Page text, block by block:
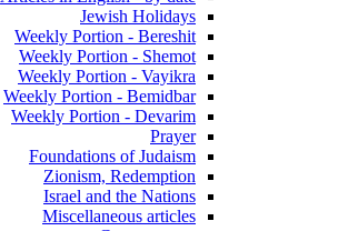
Jewish Holidays
Weekly Portion - Bereshit
Weekly Portion - Shemot
Weekly Portion - Vayikra
Weekly Portion - Bemidbar
Weekly Portion - Devarim
Prayer
Foundations of Judaism
Zionism, Redemption
Israel and the Nations
Miscellaneous articles